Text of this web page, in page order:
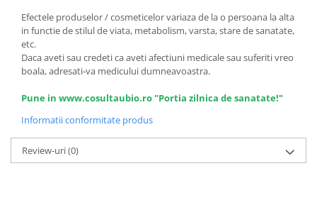
Efectele produselor / cosmeticelor variaza de la o persoana la alta
in functie de stilul de viata, metabolism, varsta, stare de sanatate,
etc.
Daca aveti sau credeti ca aveti afectiuni medicale sau suferiti vreo
boala, adresati-va medicului dumneavoastra.
Pune in www.cosultaubio.ro "Portia zilnica de sanatate!"
Informatii conformitate produs
Review-uri(0)